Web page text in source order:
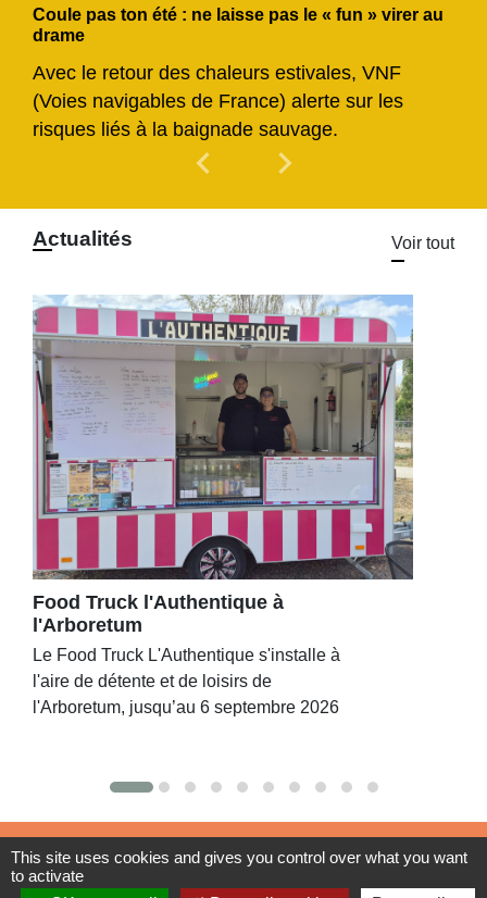
Coule pas ton été : ne laisse pas le « fun » virer au
drame
Avec le retour des chaleurs estivales, VNF
(Voies navigables de France) alerte sur les
risques liés à la baignade sauvage.
chevron_left Previous
chevron_right
Actualités Voir tout
Food Truck l'Authentique à
l'Arboretum
Le Food Truck L'Authentique s'installe à
l'aire de détente et de loisirs de
l'Arboretum, jusqu’au 6 septembre 2026
Contacts
This site uses cookies and gives you control over what you want
to activate